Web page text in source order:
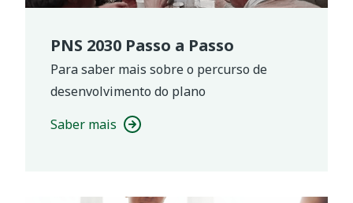
PNS 2030 Passo a Passo
Para saber mais sobre o percurso de
desenvolvimento do plano
Saber mais